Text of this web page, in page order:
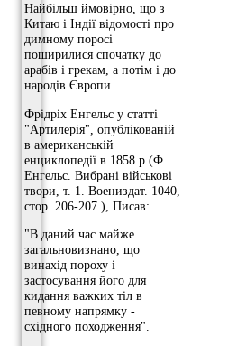
Найбільш ймовірно, що з
Китаю і Індії відомості про
димному поросі
поширилися спочатку до
арабів і грекам, а потім і до
народів Європи.
Фрідріх Енгельс у статті
"Артилерія", опублікованій
в американській
енциклопедії в 1858 р (Ф.
Енгельс. Вибрані військові
твори, т. 1. Воениздат. 1040,
стор. 206-207.), Писав:
"В даний час майже
загальновизнано, що
винахід пороху і
застосування його для
кидання важких тіл в
певному напрямку -
східного походження".